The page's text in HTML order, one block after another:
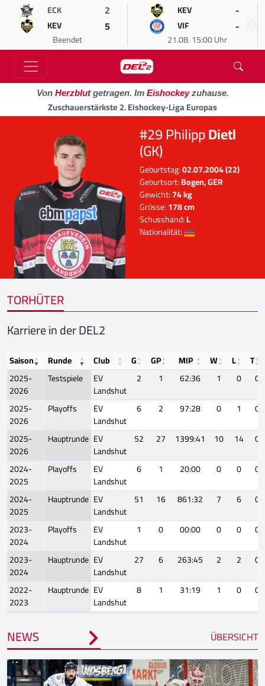
ECK 2
KEV 5
Beendet
KEV -
VIF -
21.08. 15:00 Uhr
Von Herzblutgetragen. Im Eishockeyzuhause.
Zuschauerstärkste 2. Eishockey-Liga Europas
#29 PhilippDietl
(GK)
Geburtstag:02.07.2004 (22)
Geburtsort:Bogen, GER
Gewicht:74 kg
Grösse:178 cm
Schusshand:L
Nationalität:
TORHÜTER
Karriere in der DEL2
Saison Runde Club G GP MIP W L
T
2025-
2026
Testspiele
EV
Landshut
2 1 62:36 1 0
0
2025-
2026
Playoffs
EV
Landshut
6 2 97:28 0 1
0
2025-
2026
Hauptrunde EV
Landshut
52 27 1399:41 10 14
0
2024-
2025
Playoffs
EV
Landshut
6 1 20:00 0 0
0
2024-
2025
Hauptrunde EV
Landshut
51 16 861:32 7 6
0
2023-
2024
Playoffs
EV
Landshut
1 0 00:00 0 0
0
2023-
2024
Hauptrunde EV
Landshut
27 6 263:45 2 2
0
2022-
2023
Hauptrunde EV
Landshut
8 1 31:19 1 0 0
NEWS ÜBERSICHT